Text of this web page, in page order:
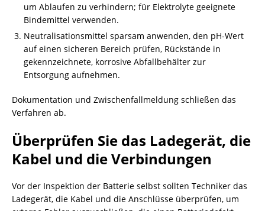
um Ablaufen zu verhindern; für Elektrolyte geeignete
Bindemittel verwenden.
Neutralisationsmittel sparsam anwenden, den pH-Wert
auf einen sicheren Bereich prüfen, Rückstände in
gekennzeichnete, korrosive Abfallbehälter zur
Entsorgung aufnehmen.
Dokumentation und Zwischenfallmeldung schließen das
Verfahren ab.
Überprüfen Sie das Ladegerät, die
Kabel und die Verbindungen
Vor der Inspektion der Batterie selbst sollten Techniker das
Ladegerät, die Kabel und die Anschlüsse überprüfen, um